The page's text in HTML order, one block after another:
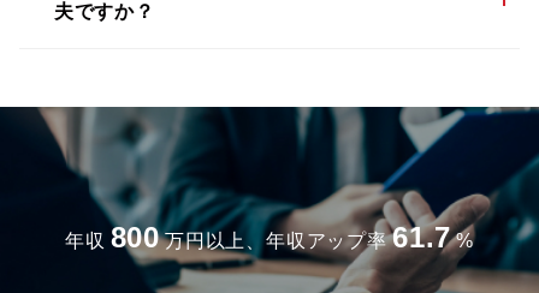
夫ですか？
年収 800 万円以上、年収アップ率 61.7 %